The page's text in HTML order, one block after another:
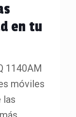
en tu
1140AM
móviles
las